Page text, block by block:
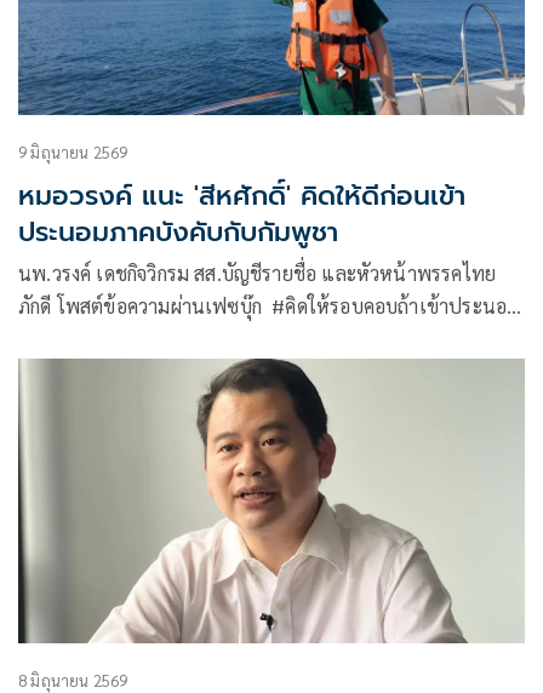
9 มิถุนายน 2569
หมอวรงค์ แนะ 'สีหศักดิ์' คิดให้ดีก่อนเข้า
ประนอมภาคบังคับกับกัมพูชา
นพ.วรงค์ เดชกิจวิกรม สส.บัญชีรายชื่อ และหัวหน้าพรรคไทย
ภักดี โพสต์ข้อความผ่านเฟซบุ๊ก #คิดให้รอบคอบถ้าเข้าประนอม
8 มิถุนายน 2569